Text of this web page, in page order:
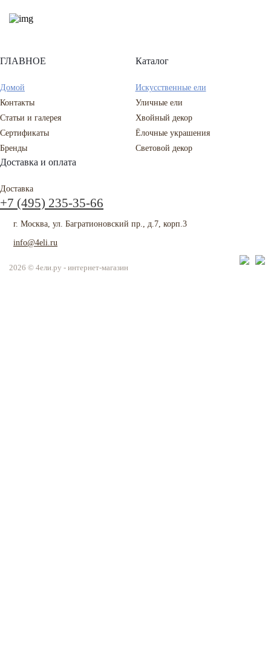
ГЛАВНОЕ
Домой
Контакты
Статьи и галерея
Сертификаты
Бренды
Каталог
Искусственные ели
Уличные ели
Хвойный декор
Ёлочные украшения
Световой декор
Доставка и оплата
Доставка
+7 (495) 235-35-66
г. Москва, ул. Багратионовский пр., д.7, корп.3
info@4eli.ru
2026 © 4ели.ру - интернет-магазин